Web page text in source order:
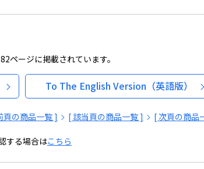
ページに掲載されています。
To The English Version（英語版）
頁の商品一覧 ] [ 該当頁の商品一覧 ] [ 次頁の商品
する場合はこちら